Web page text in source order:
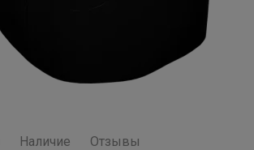
Наличие Отзывы